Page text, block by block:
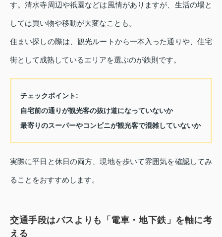
す。清水寺周辺や祇園などは風情がありますが、生活の場と
しては買い物や移動が大変なことも。
住まい探しの際は、観光ルートから一本入った通りや、住宅
街として成熟しているエリアを選ぶのが鉄則です。
チェックポイント:
自宅前の通りが観光客の抜け道になっていないか
最寄りのスーパーやコンビニが観光客で混雑していないか
実際に平日と休日の両方、現地を歩いて雰囲気を確認してみ
ることをおすすめします。
交通手段はバスよりも「電車・地下鉄」を軸に考
える